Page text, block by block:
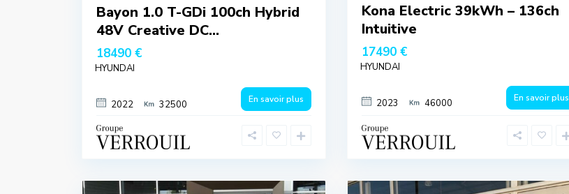
Bayon 1.0 T-GDi 100ch Hybrid
48V Creative DC...
18490 €
HYUNDAI
2022 32500 En savoir plus
Kona Electric 39kWh – 136ch
Intuitive
17490 €
HYUNDAI
2023 46000 En savoir plus